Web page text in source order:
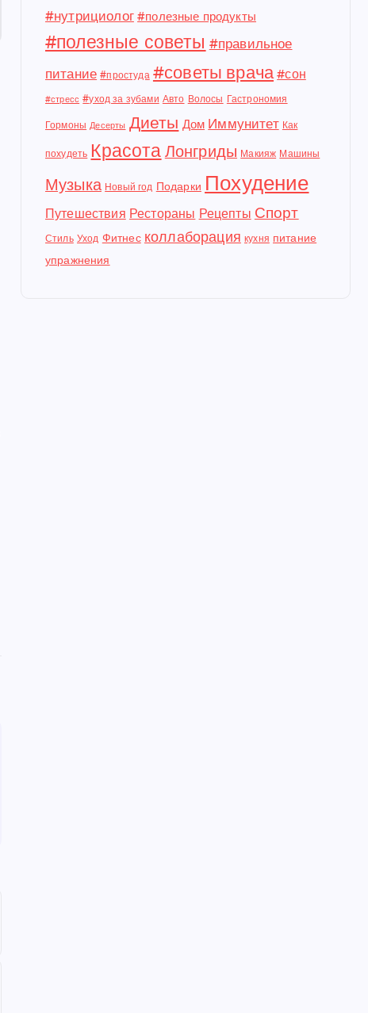
#нутрициолог #полезные продукты
#полезные советы #правильное
питание #простуда #советы врача #сон
#стресс #уход за зубами Авто Волосы Гастрономия
Гормоны Десерты Диеты Дом Иммунитет Как
похудеть Красота Лонгриды Макияж Машины
Музыка Новый год Подарки Похудение
Путешествия Рестораны Рецепты Спорт
Стиль Уход Фитнес коллаборация кухня питание
упражнения